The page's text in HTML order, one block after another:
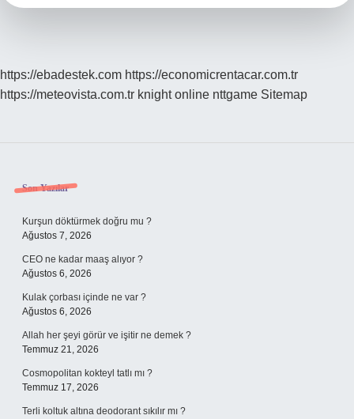
https://ebadestek.com https://economicrentacar.com.tr
https://meteovista.com.tr knight online nttgame Sitemap
Sidebar
Son Yazılar
Kurşun döktürmek doğru mu ?
Ağustos 7, 2026
CEO ne kadar maaş alıyor ?
Ağustos 6, 2026
Kulak çorbası içinde ne var ?
Ağustos 6, 2026
Allah her şeyi görür ve işitir ne demek ?
Temmuz 21, 2026
Cosmopolitan kokteyl tatlı mı ?
Temmuz 17, 2026
Terli koltuk altına deodorant sıkılır mı ?